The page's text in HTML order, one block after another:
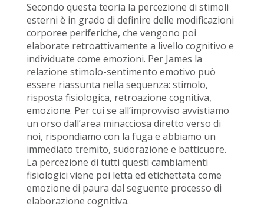
Secondo questa teoria la percezione di stimoli
esterni è in grado di definire delle modificazioni
corporee periferiche, che vengono poi
elaborate retroattivamente a livello cognitivo e
individuate come emozioni. Per James la
relazione stimolo-sentimento emotivo può
essere riassunta nella sequenza: stimolo,
risposta fisiologica, retroazione cognitiva,
emozione. Per cui se all’improvviso avvistiamo
un orso dall’area minacciosa diretto verso di
noi, rispondiamo con la fuga e abbiamo un
immediato tremito, sudorazione e batticuore.
La percezione di tutti questi cambiamenti
fisiologici viene poi letta ed etichettata come
emozione di paura dal seguente processo di
elaborazione cognitiva.